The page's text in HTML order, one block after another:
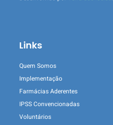
Links
Quem Somos
Implementação
Farmácias Aderentes
IPSS Convencionadas
Voluntários